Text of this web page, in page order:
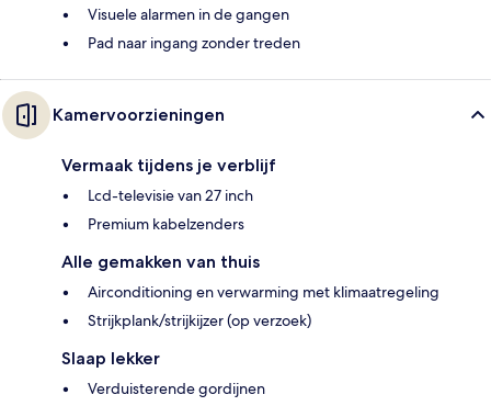
Visuele alarmen in de gangen
Pad naar ingang zonder treden
Kamervoorzieningen
Vermaak tijdens je verblijf
Lcd-televisie van 27 inch
Premium kabelzenders
Alle gemakken van thuis
Airconditioning en verwarming met klimaatregeling
Strijkplank/strijkijzer (op verzoek)
Slaap lekker
Verduisterende gordijnen